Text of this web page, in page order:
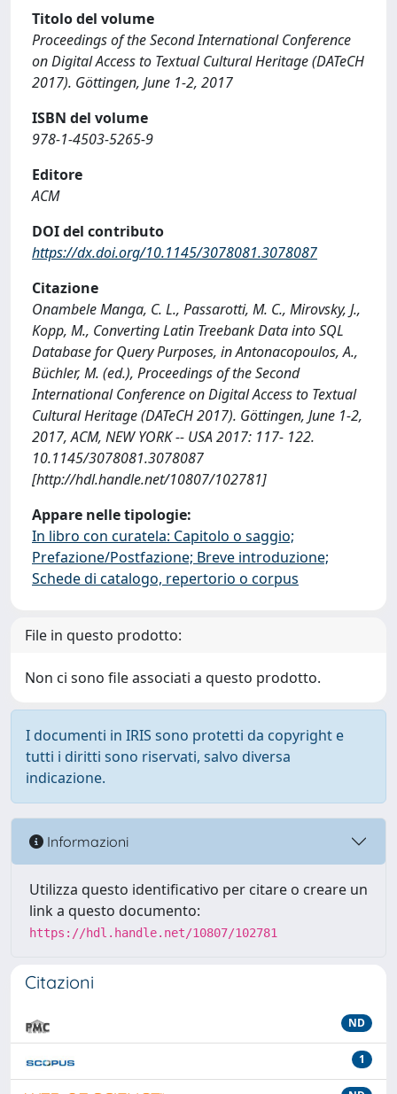
Titolo del volume
Proceedings of the Second International Conference
on Digital Access to Textual Cultural Heritage (DATeCH
2017). Göttingen, June 1-2, 2017
ISBN del volume
978-1-4503-5265-9
Editore
ACM
DOI del contributo
https://dx.doi.org/10.1145/3078081.3078087
Citazione
Onambele Manga, C. L., Passarotti, M. C., Mirovsky, J.,
Kopp, M., Converting Latin Treebank Data into SQL
Database for Query Purposes, in Antonacopoulos, A.,
Büchler, M. (ed.), Proceedings of the Second
International Conference on Digital Access to Textual
Cultural Heritage (DATeCH 2017). Göttingen, June 1-2,
2017, ACM, NEW YORK -- USA 2017: 117- 122.
10.1145/3078081.3078087
[http://hdl.handle.net/10807/102781]
Appare nelle tipologie:
In libro con curatela: Capitolo o saggio;
Prefazione/Postfazione; Breve introduzione;
Schede di catalogo, repertorio o corpus
File in questo prodotto:
Non ci sono file associati a questo prodotto.
I documenti in IRIS sono protetti da copyright e
tutti i diritti sono riservati, salvo diversa
indicazione.
Informazioni
Utilizza questo identificativo per citare o creare un
link a questo documento:
https://hdl.handle.net/10807/102781
Citazioni
ND
1